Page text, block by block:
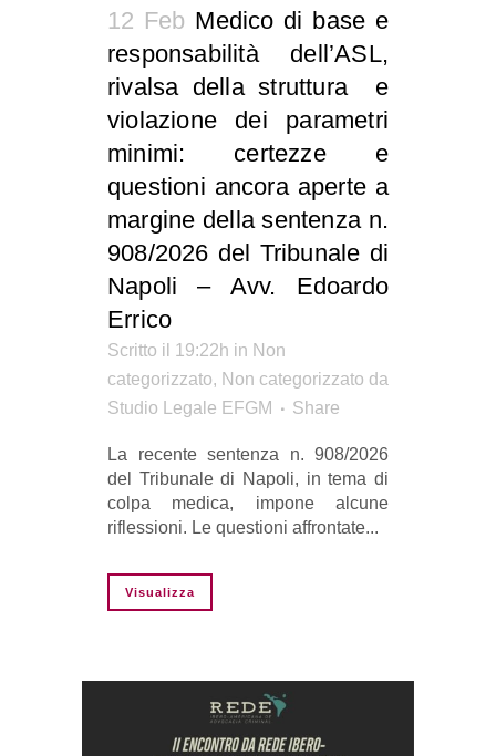
12 Feb Medico di base e
responsabilità dell’ASL,
rivalsa della struttura e
violazione dei parametri
minimi: certezze e
questioni ancora aperte a
margine della sentenza n.
908/2026 del Tribunale di
Napoli – Avv. Edoardo
Errico
Scritto il 19:22h in Non
categorizzato, Non categorizzato da
Studio Legale EFGM
Share
La recente sentenza n. 908/2026
del Tribunale di Napoli, in tema di
colpa medica, impone alcune
riflessioni. Le questioni affrontate...
Visualizza